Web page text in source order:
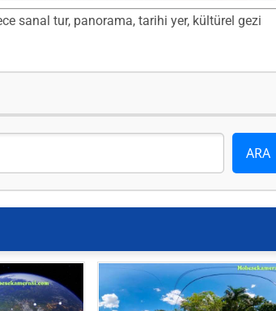
sanal tur, panorama, tarihi yer, kültürel gezi